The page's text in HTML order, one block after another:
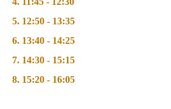
5. 12:50 - 13:35
6. 13:40 - 14:25
7. 14:30 - 15:15
8. 15:20 - 16:05